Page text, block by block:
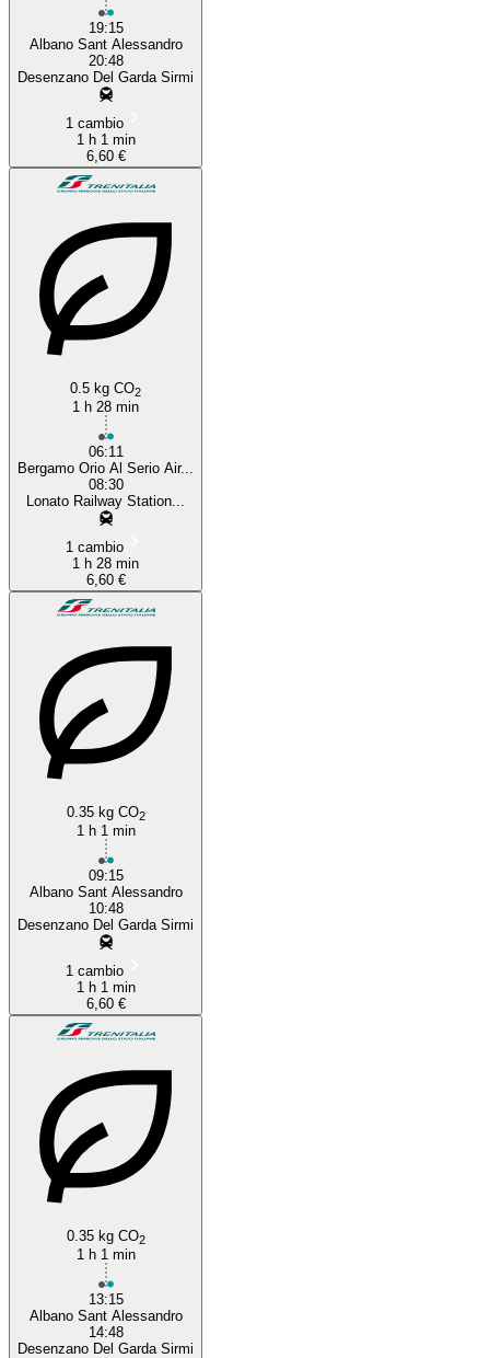
19:15
Albano Sant Alessandro
20:48
Desenzano Del Garda Sirmi
1 cambio
1 h 1 min
6,60 €
0.5 kg CO2
1 h 28 min
06:11
Bergamo Orio Al Serio Air...
08:30
Lonato Railway Station...
1 cambio
1 h 28 min
6,60 €
0.35 kg CO2
1 h 1 min
09:15
Albano Sant Alessandro
10:48
Desenzano Del Garda Sirmi
1 cambio
1 h 1 min
6,60 €
0.35 kg CO2
1 h 1 min
13:15
Albano Sant Alessandro
14:48
Desenzano Del Garda Sirmi